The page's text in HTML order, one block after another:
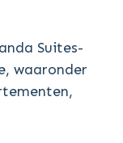
Suites-
waaronder